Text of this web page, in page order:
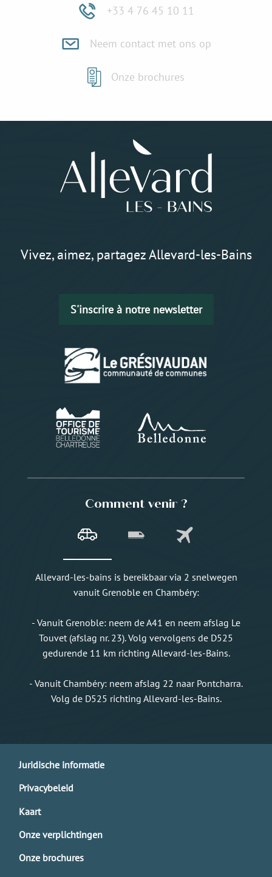
+33 4 76 45 10 11
Neem contact met ons op
Onze brochures
Vivez, aimez, partagez Allevard-les-Bains
S'inscrire à notre newsletter
Comment venir ?
Allevard-les-bains is bereikbaar via 2 snelwegen
vanuit Grenoble en Chambéry:
- Vanuit Grenoble: neem de A41 en neem afslag Le
Touvet (afslag nr. 23). Volg vervolgens de D525
gedurende 11 km richting Allevard-les-Bains.
- Vanuit Chambéry: neem afslag 22 naar Pontcharra.
Volg de D525 richting Allevard-les-Bains.
Juridische informatie
Privacybeleid
Kaart
Onze verplichtingen
Onze brochures